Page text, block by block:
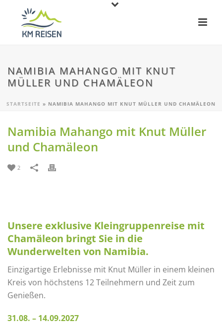
NAMIBIA MAHANGO MIT KNUT
MÜLLER UND CHAMÄLEON
STARTSEITE » NAMIBIA MAHANGO MIT KNUT MÜLLER UND CHAMÄLEON
Namibia Mahango mit Knut Müller
und Chamäleon
2
Unsere exklusive Kleingruppenreise mit
Chamäleon bringt Sie in die
Wunderwelten von Namibia.
Einzigartige Erlebnisse mit Knut Müller in einem kleinen
Kreis von höchstens 12 Teilnehmern und Zeit zum
Genießen.
31.08. – 14.09.2027